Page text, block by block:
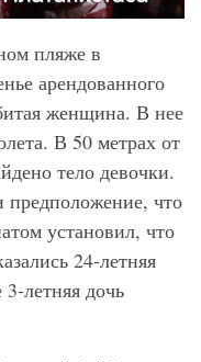
пляже в
арендованного
женщина. В нее
В 50 метрах от
тело девочки.
предположение, что
установил, что
24-летняя
летняя дочь